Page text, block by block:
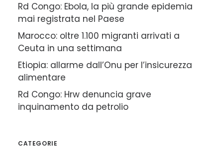
Rd Congo: Ebola, la più grande epidemia
mai registrata nel Paese
Marocco: oltre 1.100 migranti arrivati a
Ceuta in una settimana
Etiopia: allarme dall’Onu per l’insicurezza
alimentare
Rd Congo: Hrw denuncia grave
inquinamento da petrolio
CATEGORIE